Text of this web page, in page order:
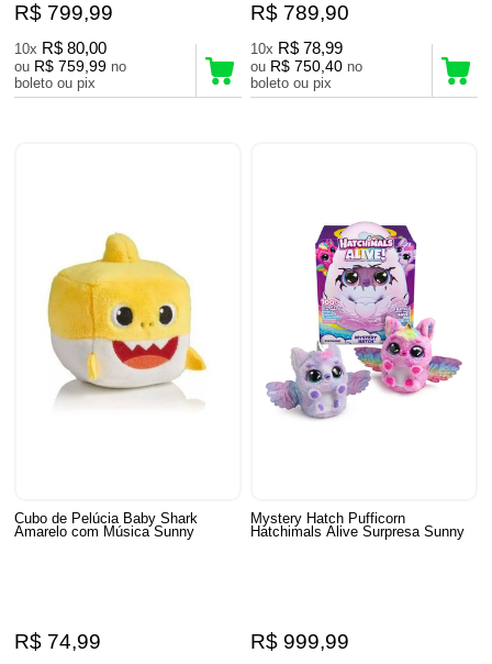
R$ 799,99
10x R$ 80,00
ou R$ 759,99 no
boleto ou pix
R$ 789,90
10x R$ 78,99
ou R$ 750,40 no
boleto ou pix
Cubo de Pelúcia Baby Shark
Amarelo com Música Sunny
R$ 74,99
Mystery Hatch Pufficorn
Hatchimals Alive Surpresa Sunny
R$ 999,99